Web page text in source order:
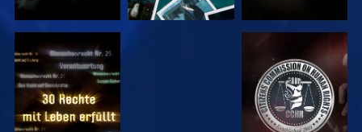
ANSEHEN ANSEHEN